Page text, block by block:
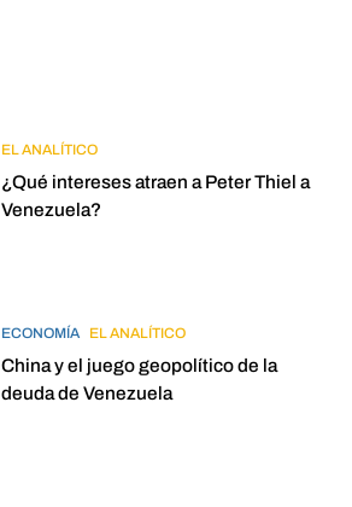
EL ANALÍTICO
¿Qué intereses atraen a Peter Thiel a
Venezuela?
ECONOMÍA EL ANALÍTICO
China y el juego geopolítico de la
deuda de Venezuela